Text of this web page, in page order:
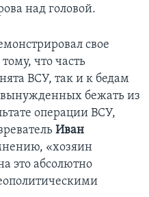
над головой.
свое
что часть
ВСУ, так и к бедам
вынужденных бежать из
операции ВСУ,
Иван
«хозяин
это абсолютно